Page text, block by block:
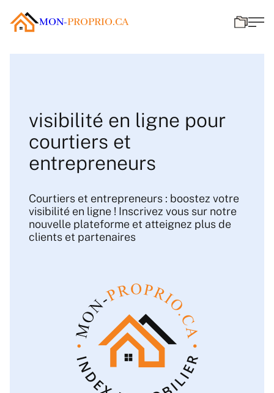
MON-PROPRIO.CA
visibilité en ligne pour
courtiers et
entrepreneurs
Courtiers et entrepreneurs : boostez votre
visibilité en ligne ! Inscrivez vous sur notre
nouvelle plateforme et atteignez plus de
clients et partenaires